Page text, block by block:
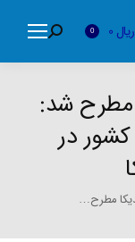
ریال 0
Search:
مطرح شد:
کشور در
مطرح…